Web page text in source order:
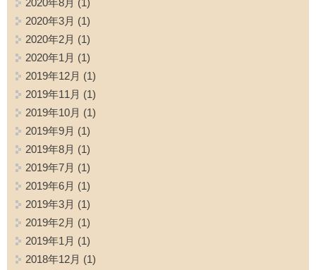
2020年8月 (1)
2020年3月 (1)
2020年2月 (1)
2020年1月 (1)
2019年12月 (1)
2019年11月 (1)
2019年10月 (1)
2019年9月 (1)
2019年8月 (1)
2019年7月 (1)
2019年6月 (1)
2019年3月 (1)
2019年2月 (1)
2019年1月 (1)
2018年12月 (1)